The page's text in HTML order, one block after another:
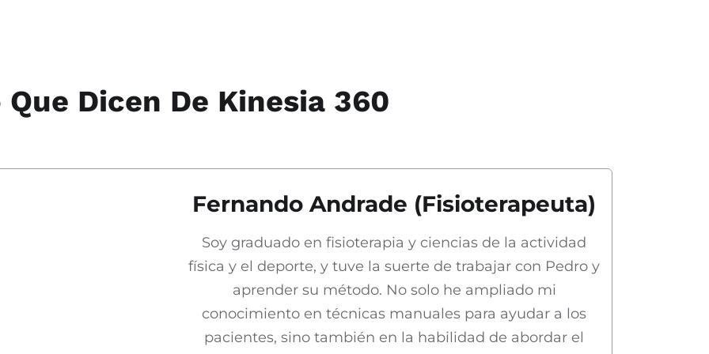
Que Dicen De Kinesia 360
Fernando Andrade (Fisioterapeuta)
Soy graduado en fisioterapia y ciencias de la actividad
física y el deporte, y tuve la suerte de trabajar con Pedro y
aprender su método. No solo he ampliado mi
conocimiento en técnicas manuales para ayudar a los
pacientes, sino también en la habilidad de abordar el